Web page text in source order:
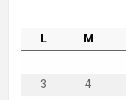
L M
3
4